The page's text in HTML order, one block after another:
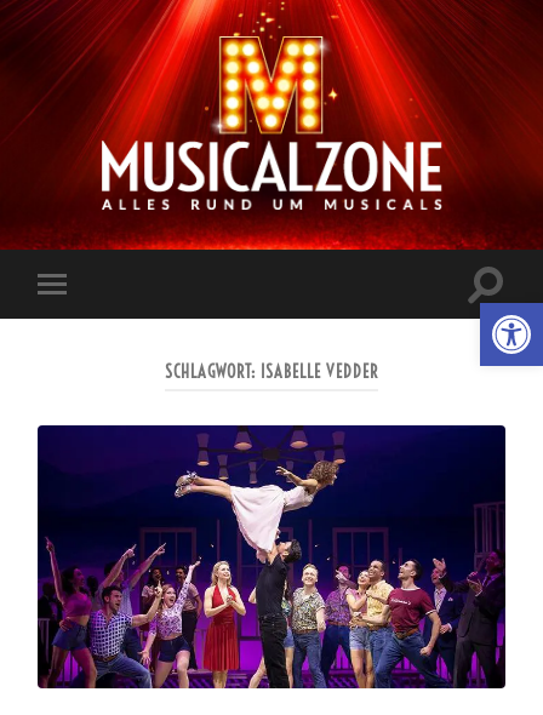
Musicalzone.de
Mobile-
Menü
ein-/
SCHLAGWORT: ISABELLE VEDDER